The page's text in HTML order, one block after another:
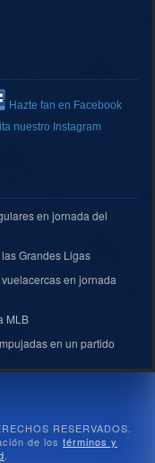
Hazte fan en Facebook
nuestro Instagram
en jornada del
Grandes Ligas
en jornada
MLB
en un partido
RESERVADOS.
de los términos y